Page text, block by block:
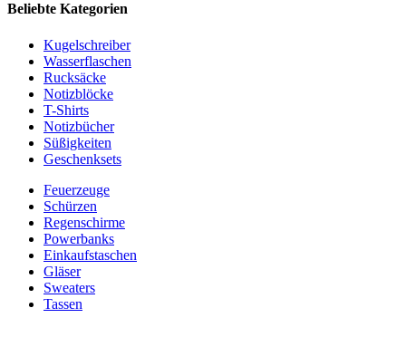
Beliebte Kategorien
Kugelschreiber
Wasserflaschen
Rucksäcke
Notizblöcke
T-Shirts
Notizbücher
Süßigkeiten
Geschenksets
Feuerzeuge
Schürzen
Regenschirme
Powerbanks
Einkaufstaschen
Gläser
Sweaters
Tassen